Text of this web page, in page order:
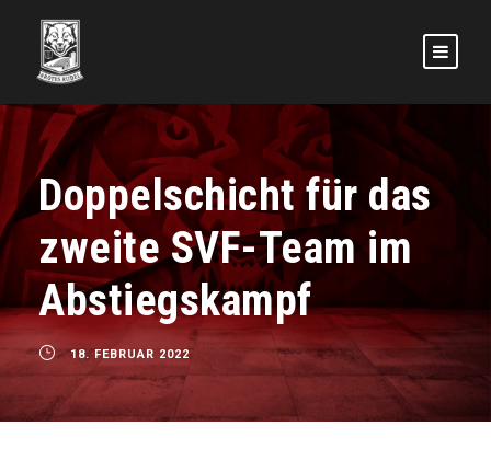
Doppelschicht für das
zweite SVF-Team im
Abstiegskampf
18. FEBRUAR 2022